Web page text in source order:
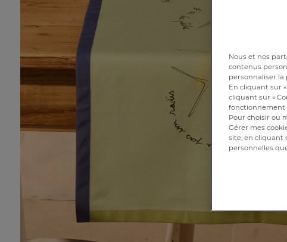
Nous et nos
contenus
personnaliser la
En cliquant sur
cliquant sur «
fonctionnement
Pour choisir ou
Gérer mes
site, en cliquant
personnelles